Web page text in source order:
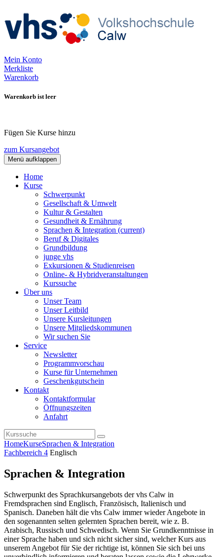
Mein Konto
Merkliste
Warenkorb
Warenkorb ist leer
Fügen Sie Kurse hinzu
zum Kursangebot
Menü aufklappen
Home
Kurse
Schwerpunkt
Gesellschaft & Umwelt
Kultur & Gestalten
Gesundheit & Ernährung
Sprachen & Integration (current)
Beruf & Digitales
Grundbildung
junge vhs
Exkursionen & Studienreisen
Online- & Hybridveranstaltungen
Kurssuche
Über uns
Unser Team
Unser Leitbild
Unsere Kursleitungen
Unsere Mitgliedskommunen
Wir suchen Sie
Service
Newsletter
Programmvorschau
Kurse für Unternehmen
Geschenkgutschein
Kontakt
Kontaktformular
Öffnungszeiten
Anfahrt
HomeKurseSprachen & Integration
Fachbereich 4 Englisch
Sprachen & Integration
Schwerpunkt des Sprachkursangebots der vhs Calw in
Fremdsprachen sind Englisch, Französisch, Italienisch und
Spanisch. Daneben hält die vhs Calw immer wieder Angebote in
den sogenannten selten gelernten Sprachen bereit, wie z. B.
Arabisch, Russisch und Schwedisch. Wenn Sie Grundkenntnisse in
einer Sprache haben und sich nicht sicher sind, welcher Kurs aus
unserem Angebot für Sie der richtige ist, können Sie sich bei uns